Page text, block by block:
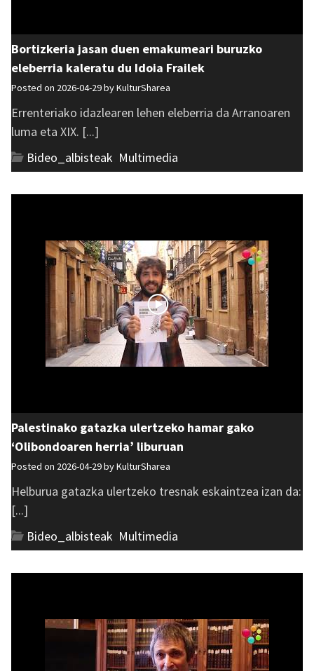
Bortizkeria jasan duen emakumeari buruzko
eleberria kaleratu du Idoia Frailek
Posted on 2026-04-29 byKulturSharea
Errenteriako idazlearen lehen eleberria da Arranoaren
luma eta XIX. [...]
Bideo_albisteak Multimedia
Palestinako gatazka ulertzeko hamar gako
‘Olibondoaren herria’ liburuan
Posted on 2026-04-29 byKulturSharea
Helburua gatazka ulertzeko tresnak eskaintzea izan da:
[...]
Bideo_albisteak Multimedia